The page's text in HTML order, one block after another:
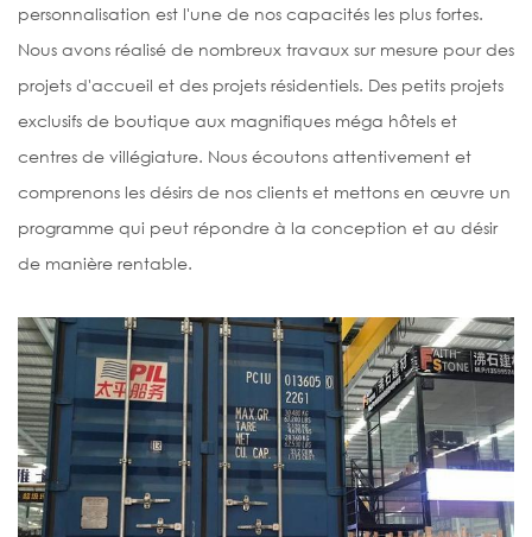
personnalisation est l'une de nos capacités les plus fortes.
Nous avons réalisé de nombreux travaux sur mesure pour des
projets d'accueil et des projets résidentiels. Des petits projets
exclusifs de boutique aux magnifiques méga hôtels et
centres de villégiature. Nous écoutons attentivement et
comprenons les désirs de nos clients et mettons en œuvre un
programme qui peut répondre à la conception et au désir
de manière rentable.